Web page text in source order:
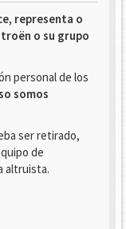
representa o
o su grupo
personal de los
somos
ser retirado,
de
altruista.